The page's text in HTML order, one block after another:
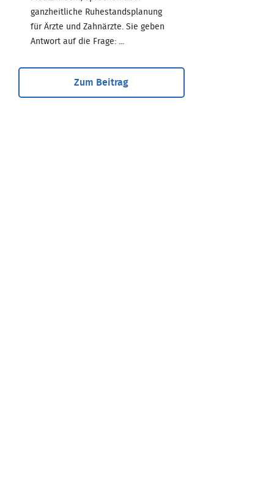
ganzheitliche Ruhestandsplanung
für Ärzte und Zahnärzte. Sie geben
Antwort auf die Frage: ...
Zum Beitrag